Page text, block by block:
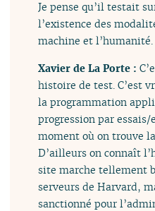
Je pense qu’il testait
l’existence des
machine et l’humanité.
Xavier de La Porte :
histoire de test. C’est
la programmation
progression par essais/
moment où on trouve
D’ailleurs on connaît
site marche tellement
serveurs de Harvard,
sanctionné pour